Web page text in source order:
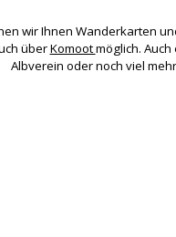
wir Ihnen Wanderkarten
überKomootmöglich.
Albverein oder noch viel